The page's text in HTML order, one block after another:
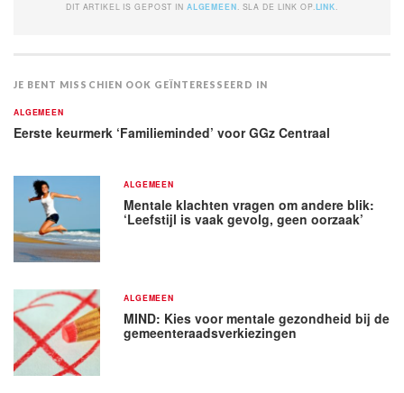
DIT ARTIKEL IS GEPOST IN ALGEMEEN . SLA DE LINK OP. LINK
JE BENT MISSCHIEN OOK GEÏNTERESSEERD IN
ALGEMEEN
Eerste keurmerk ‘Familieminded’ voor GGz Centraal
ALGEMEEN
Mentale klachten vragen om andere blik:
‘Leefstijl is vaak gevolg, geen oorzaak’
ALGEMEEN
MIND: Kies voor mentale gezondheid bij de
gemeenteraadsverkiezingen